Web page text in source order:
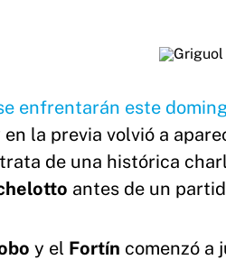
enfrentarán este
en la previa volvió a
de una histórica
antes de un
y el Fortín comenzó a